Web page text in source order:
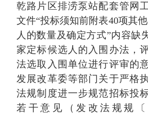
乾路片区排涝泵站配套管网
文件“投标须知前附表40项其
人的数量及确定方式”内容缺
家定标候选人的入围办法，
法选取入围单位进行评审的
发展改革委等部门关于严格
法规制度进一步规范招标投
若干意见（发改法规规〔